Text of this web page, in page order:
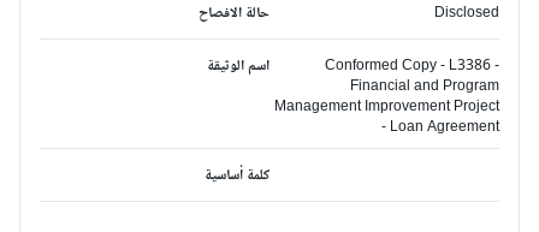
حالة الافصاح Disclosed
اسم الوثيقة
Conformed Copy - L3386 -
Financial and Program
Management Improvement Project
- Loan Agreement
كلمة أساسية